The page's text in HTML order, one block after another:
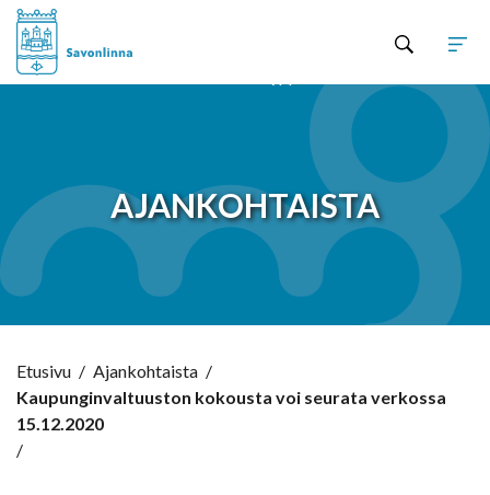
AJANKOHTAISTA
Etusivu / Ajankohtaista /
Kaupunginvaltuuston kokousta voi seurata verkossa
15.12.2020
/